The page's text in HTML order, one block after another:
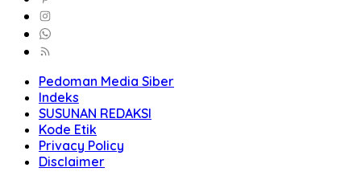
Pedoman Media Siber
Indeks
SUSUNAN REDAKSI
Kode Etik
Privacy Policy
Disclaimer